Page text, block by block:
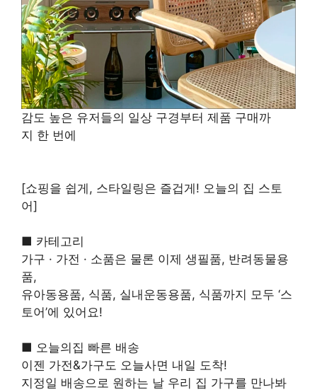
감도 높은 유저들의 일상 구경부터 제품 구매까
지 한 번에
[쇼핑을 쉽게, 스타일링은 즐겁게! 오늘의 집 스토
어]
■ 카테고리
가구 · 가전 · 소품은 물론 이제 생필품, 반려동물용
품,
유아동용품, 식품, 실내운동용품, 식품까지 모두 ‘스
토어’에 있어요!
■ 오늘의집 빠른 배송
이젠 가전&가구도 오늘사면 내일 도착!
지정일 배송으로 원하는 날 우리 집 가구를 만나봐